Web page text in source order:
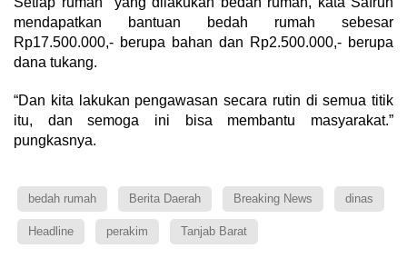
mendapatkan bantuan bedah rumah sebesar
Rp17.500.000,- berupa bahan dan Rp2.500.000,- berupa
dana tukang.
“Dan kita lakukan pengawasan secara rutin di semua titik
itu, dan semoga ini bisa membantu masyarakat.”
pungkasnya.
bedah rumah Berita Daerah Breaking News dinas
Headline perakim Tanjab Barat